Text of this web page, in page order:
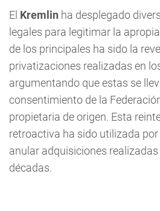
El Kremlin ha desplegado
legales para legitimar la
de los principales ha sido la
privatizaciones realizadas en
argumentando que estas se
consentimiento de la
propietaria de origen. Esta
retroactiva ha sido utilizada
anular adquisiciones
décadas.